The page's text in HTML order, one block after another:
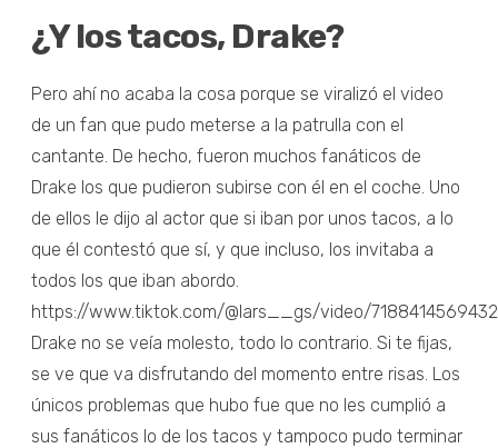
¿Y los tacos, Drake?
Pero ahí no acaba la cosa porque se viralizó el video
de un fan que pudo meterse a la patrulla con el
cantante. De hecho, fueron muchos fanáticos de
Drake los que pudieron subirse con él en el coche. Uno
de ellos le dijo al actor que si iban por unos tacos, a lo
que él contestó que sí, y que incluso, los invitaba a
todos los que iban abordo.
https://www.tiktok.com/@lars__gs/video/
Drake no se veía molesto, todo lo contrario. Si te fijas,
se ve que va disfrutando del momento entre risas. Los
únicos problemas que hubo fue que no les cumplió a
sus fanáticos lo de los tacos y tampoco pudo terminar